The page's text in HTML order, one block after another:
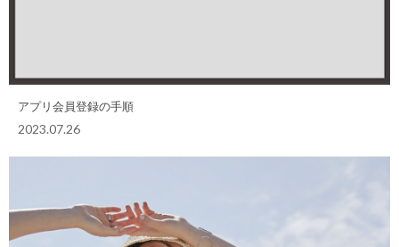
アプリ会員登録の手順
2023.07.26